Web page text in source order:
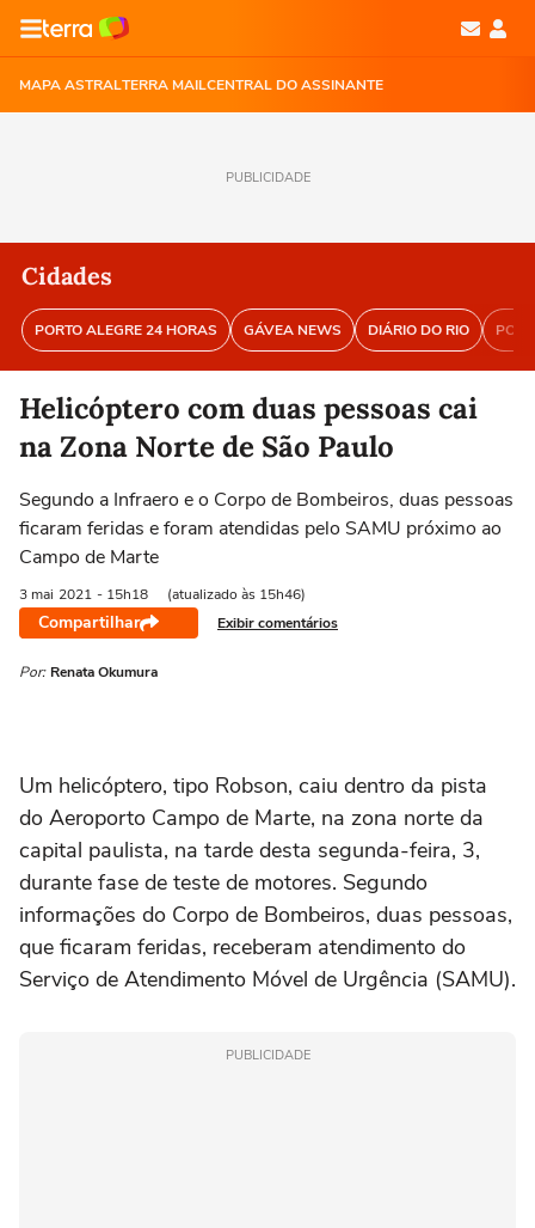
MAPA ASTRALTERRA MAILCENTRAL DO ASSINANTE
PUBLICIDADE
Cidades
PORTO ALEGRE 24 HORAS GÁVEA NEWS DIÁRIO DO RIO
Helicóptero com duas pessoas cai
na Zona Norte de São Paulo
Segundo a Infraero e o Corpo de Bombeiros, duas pessoas
ficaram feridas e foram atendidas pelo SAMU próximo ao
Campo de Marte
3 mai 2021 - 15h18 (atualizado às 15h46)
Compartilhar Exibir comentários
Por: Renata Okumura
Um helicóptero, tipo Robson, caiu dentro da pista
do Aeroporto Campo de Marte, na zona norte da
capital paulista, na tarde desta segunda-feira, 3,
durante fase de teste de motores. Segundo
informações do Corpo de Bombeiros, duas pessoas,
que ficaram feridas, receberam atendimento do
Serviço de Atendimento Móvel de Urgência (SAMU).
PUBLICIDADE